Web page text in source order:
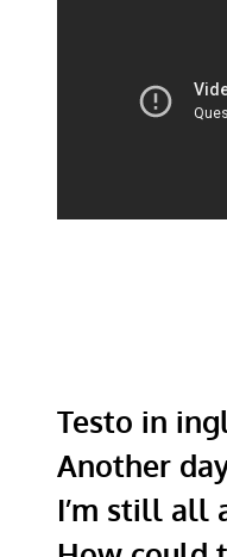
Testo in
Another
I’m still all